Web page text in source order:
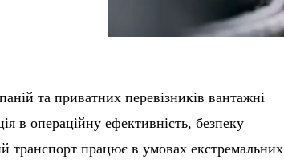
та приватних перевізників вантажні
в операційну ефективність, безпеку
транспорт працює в умовах екстремальних